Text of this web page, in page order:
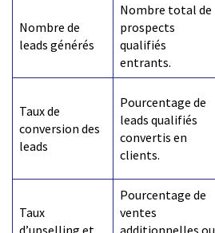
Nombre de
leads générés
Nombre total de
prospects
qualifiés
entrants.
Taux de
conversion des
leads
Pourcentage de
leads qualifiés
convertis en
clients.
Taux
Pourcentage de
ventes